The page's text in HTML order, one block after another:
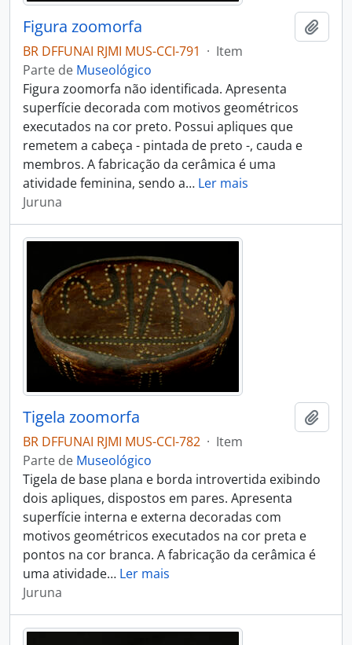
Figura zoomorfa
BR DFFUNAI RJMI MUS-CCI-791 · Item
Parte de Museológico
Figura zoomorfa não identificada. Apresenta
superfície decorada com motivos geométricos
executados na cor preto. Possui apliques que
remetem a cabeça - pintada de preto -, cauda e
membros. A fabricação da cerâmica é uma
atividade feminina, sendo a… Ler mais
Juruna
Tigela zoomorfa
BR DFFUNAI RJMI MUS-CCI-782 · Item
Parte de Museológico
Tigela de base plana e borda introvertida exibindo
dois apliques, dispostos em pares. Apresenta
superfície interna e externa decoradas com
motivos geométricos executados na cor preta e
pontos na cor branca. A fabricação da cerâmica é
uma atividade… Ler mais
Juruna